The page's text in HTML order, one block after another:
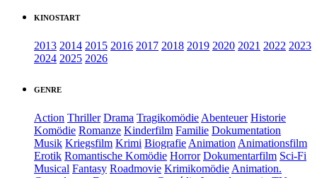
KINOSTART
2013 2014 2015 2016 2017 2018 2019 2020 2021 2022 2023
2024 2025 2026
GENRE
Action Thriller Drama Tragikomödie Abenteuer Historie
Komödie Romanze Kinderfilm Familie Dokumentation
Musik Kriegsfilm Krimi Biografie Animation Animationsfilm
Erotik Romantische Komödie Horror Dokumentarfilm Sci-Fi
Musical Fantasy Roadmovie Krimikomödie Animation.